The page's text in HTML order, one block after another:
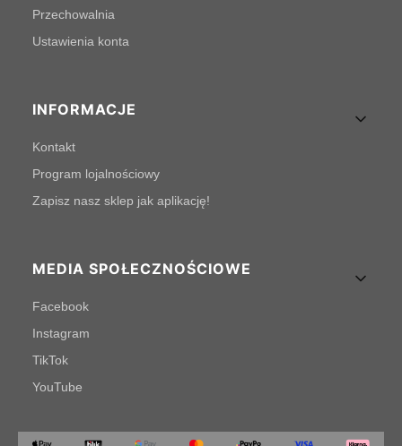
Przechowalnia
Ustawienia konta
INFORMACJE
Kontakt
Program lojalnościowy
Zapisz nasz sklep jak aplikację!
MEDIA SPOŁECZNOŚCIOWE
Facebook
Instagram
TikTok
YouTube